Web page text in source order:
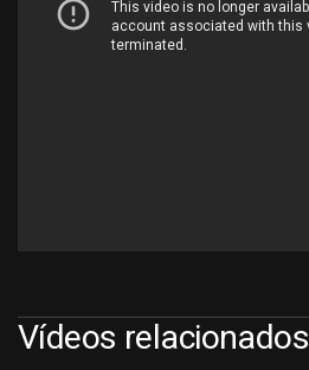
Vídeos relacionados